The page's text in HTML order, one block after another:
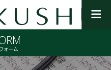
を
開
ォーム